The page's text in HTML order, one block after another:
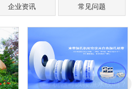
企业资讯 常见问题
机器可以接流水线吗？